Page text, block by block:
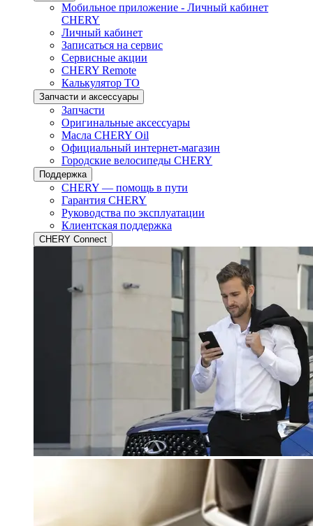
Мобильное приложение - Личный кабинет
CHERY
Личный кабинет
Записаться на сервис
Сервисные акции
CHERY Remote
Калькулятор ТО
Запчасти и аксессуары
Запчасти
Оригинальные аксессуары
Масла CHERY Oil
Официальный интернет-магазин
Городские велосипеды CHERY
Поддержка
CHERY — помощь в пути
Гарантия CHERY
Руководства по эксплуатации
Клиентская поддержка
CHERY Connect